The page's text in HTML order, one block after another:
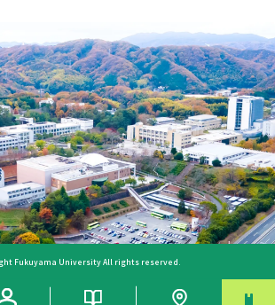
Fukuyama University All rights reserved.